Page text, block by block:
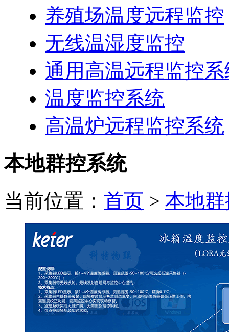
养殖场温度远程监控
无线温湿度监控
通用高温远程监控系
温度监控系统
高温炉远程监控系统
本地群控系统
当前位置： 首页 > 本地